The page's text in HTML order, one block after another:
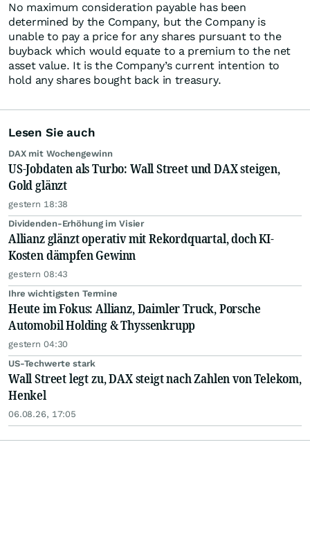
No maximum consideration payable has been
determined by the Company, but the Company is
unable to pay a price for any shares pursuant to the
buyback which would equate to a premium to the net
asset value. It is the Company’s current intention to
hold any shares bought back in treasury.
Lesen Sie auch
DAX mit Wochengewinn
US-Jobdaten als Turbo: Wall Street und DAX steigen,
Gold glänzt
gestern 18:38
Dividenden-Erhöhung im Visier
Allianz glänzt operativ mit Rekordquartal, doch KI-
Kosten dämpfen Gewinn
gestern 08:43
Ihre wichtigsten Termine
Heute im Fokus: Allianz, Daimler Truck, Porsche
Automobil Holding & Thyssenkrupp
gestern 04:30
US-Techwerte stark
Wall Street legt zu, DAX steigt nach Zahlen von Telekom,
Henkel
06.08.26, 17:05